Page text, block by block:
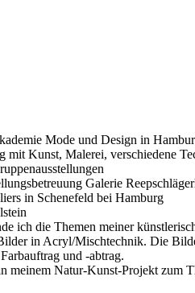
Mode und Design in
mit Kunst, Malerei, verschiedene
Galerie
in Schenefeld bei Hamburg
ich die Themen meiner
in Acryl/Mischtechnik. Die
und -abtrag.
meinem Natur-Kunst-Projekt zum